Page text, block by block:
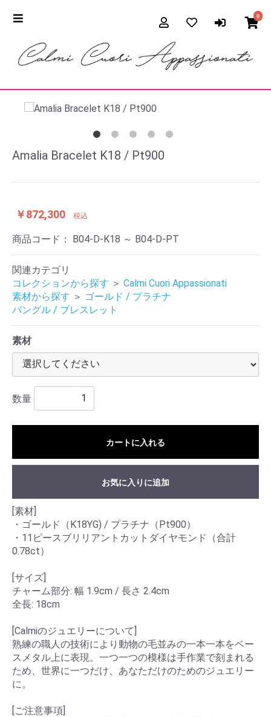
0
Amalia Bracelet K18 / Pt900
￥872,300 税込
商品コード： B04-D-K18 ～ B04-D-PT
関連カテゴリ
コレクションから探す ＞ Calmi Cuori Appassionati
素材から探す ＞ ゴールド / プラチナ
バングル / ブレスレット
素材
数量
カートに入れる
お気に入りに追加
[素材]
・ゴールド（K18YG) / プラチナ（Pt900）
・11ピースブリリアントカットダイヤモンド（合計
0.78ct）
[サイズ]
チャーム部分: 幅 1.9cm / 長さ 2.4cm
全長: 18cm
[Calmiのジュエリーについて]
熟練の職人の技術により動物の毛並みの一本一本をベー
スメタル上に表現。一つ一つの模様は手作業で刻まれる
ため、世界に一つだけ、あなただけのためのジュエリー
に。
[ご注意事項]